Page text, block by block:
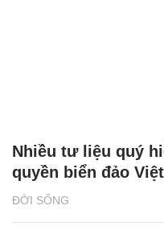
ĐỜI SỐNG
Nhiều tư liệu quý
quyền biển đảo